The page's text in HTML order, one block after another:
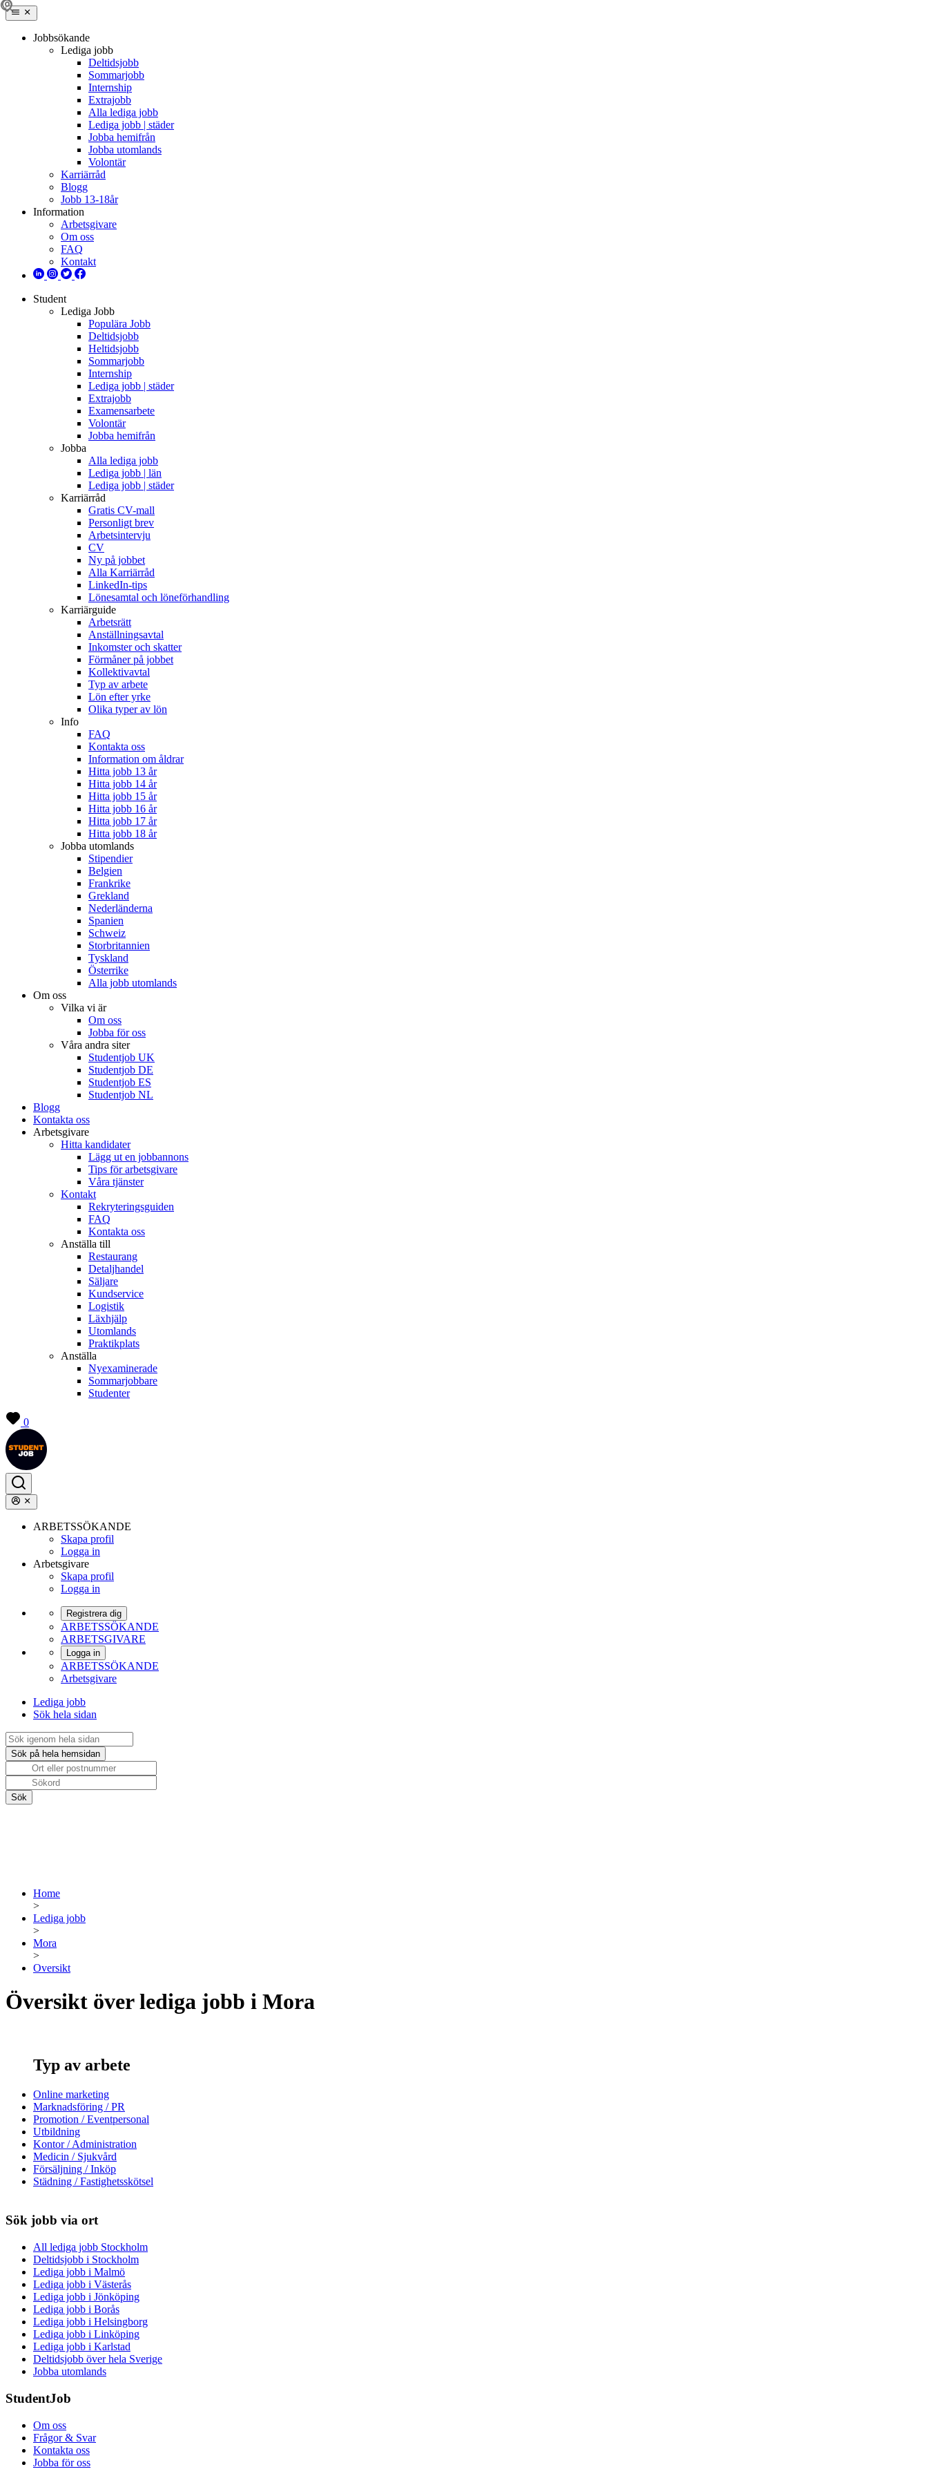
Jobbsökande
Lediga jobb
Deltidsjobb
Sommarjobb
Internship
Extrajobb
Alla lediga jobb
Lediga jobb | städer
Jobba hemifrån
Jobba utomlands
Volontär
Karriärråd
Blogg
Jobb 13-18år
Information
Arbetsgivare
Om oss
FAQ
Kontakt
Student
Lediga Jobb
Populära Jobb
Deltidsjobb
Heltidsjobb
Sommarjobb
Internship
Lediga jobb | städer
Extrajobb
Examensarbete
Volontär
Jobba hemifrån
Jobba
Alla lediga jobb
Lediga jobb | län
Lediga jobb | städer
Karriärråd
Gratis CV-mall
Personligt brev
Arbetsintervju
CV
Ny på jobbet
Alla Karriärråd
LinkedIn-tips
Lönesamtal och löneförhandling
Karriärguide
Arbetsrätt
Anställningsavtal
Inkomster och skatter
Förmåner på jobbet
Kollektivavtal
Typ av arbete
Lön efter yrke
Olika typer av lön
Info
FAQ
Kontakta oss
Information om åldrar
Hitta jobb 13 år
Hitta jobb 14 år
Hitta jobb 15 år
Hitta jobb 16 år
Hitta jobb 17 år
Hitta jobb 18 år
Jobba utomlands
Stipendier
Belgien
Frankrike
Grekland
Nederländerna
Spanien
Schweiz
Storbritannien
Tyskland
Österrike
Alla jobb utomlands
Om oss
Vilka vi är
Om oss
Jobba för oss
Våra andra siter
Studentjob UK
Studentjob DE
Studentjob ES
Studentjob NL
Blogg
Kontakta oss
Arbetsgivare
Hitta kandidater
Lägg ut en jobbannons
Tips för arbetsgivare
Våra tjänster
Kontakt
Rekryteringsguiden
FAQ
Kontakta oss
Anställa till
Restaurang
Detaljhandel
Säljare
Kundservice
Logistik
Läxhjälp
Utomlands
Praktikplats
Anställa
Nyexaminerade
Sommarjobbare
Studenter
0
ARBETSSÖKANDE
Skapa profil
Logga in
Arbetsgivare
Skapa profil
Logga in
Registrera dig
ARBETSSÖKANDE
ARBETSGIVARE
Logga in
ARBETSSÖKANDE
Arbetsgivare
Lediga jobb
Sök hela sidan
Home
>
Lediga jobb
>
Mora
>
Oversikt
Översikt över lediga jobb i Mora
Typ av arbete
Online marketing
Marknadsföring / PR
Promotion / Eventpersonal
Utbildning
Kontor / Administration
Medicin / Sjukvård
Försäljning / Inköp
Städning / Fastighetsskötsel
Sök jobb via ort
All lediga jobb Stockholm
Deltidsjobb i Stockholm
Lediga jobb i Malmö
Lediga jobb i Västerås
Lediga jobb i Jönköping
Lediga jobb i Borås
Lediga jobb i Helsingborg
Lediga jobb i Linköping
Lediga jobb i Karlstad
Deltidsjobb över hela Sverige
Jobba utomlands
StudentJob
Om oss
Frågor & Svar
Kontakta oss
Jobba för oss